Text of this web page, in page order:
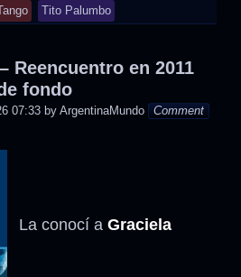
Tito Palumbo
Reencuentro en 2011
fondo
07:33 by ArgentinaMundo Comment
La conocí a Graciela